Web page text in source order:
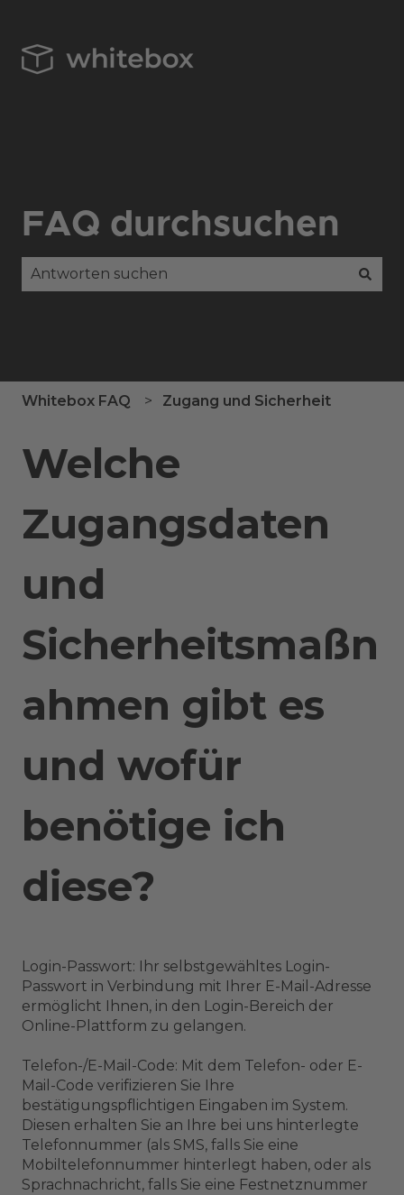
FAQ durchsuchen
Whitebox FAQ Zugang und Sicherheit
Welche
Zugangsdaten
und
Sicherheitsmaßn
ahmen gibt es
und wofür
benötige ich
diese?
Login-Passwort: Ihr selbstgewähltes Login-
Passwort in Verbindung mit Ihrer E-Mail-Adresse
ermöglicht Ihnen, in den Login-Bereich der
Online-Plattform zu gelangen.
Telefon-/E-Mail-Code: Mit dem Telefon- oder E-
Mail-Code verifizieren Sie Ihre
bestätigungspflichtigen Eingaben im System.
Diesen erhalten Sie an Ihre bei uns hinterlegte
Telefonnummer (als SMS, falls Sie eine
Mobiltelefonnummer hinterlegt haben, oder als
Sprachnachricht, falls Sie eine Festnetznummer